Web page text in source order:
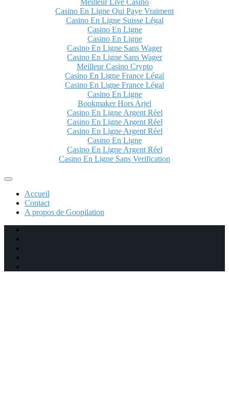
Casino En Ligne Qui Paye Vraiment
Casino En Ligne Suisse Légal
Casino En Ligne
Casino En Ligne
Casino En Ligne Sans Wager
Casino En Ligne Sans Wager
Meilleur Casino Crypto
Casino En Ligne France Légal
Casino En Ligne France Légal
Casino En Ligne
Bookmaker Hors Arjel
Casino En Ligne Argent Réel
Casino En Ligne Argent Réel
Casino En Ligne Argent Réel
Casino En Ligne
Casino En Ligne Argent Réel
Casino En Ligne Sans Verification
Accueil
Contact
A propos de Goopilation